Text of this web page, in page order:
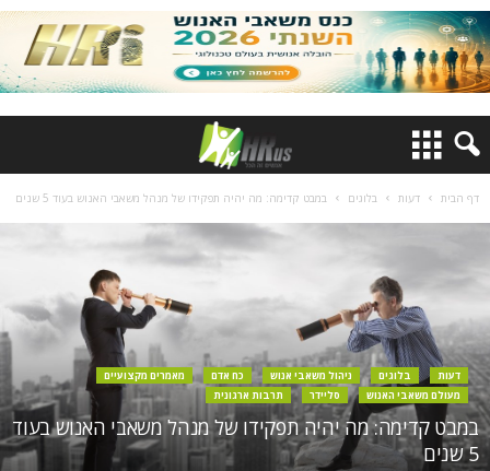
דף הבית דעות בלוגים במבט קדימה: מה יהיה תפקידו של מנהל משאבי האנוש בעוד 5 שנים
דעות בלוגים ניהול משאבי אנוש כח אדם
מאמרים מקצועיים
מעולם משאבי האנוש
סליידר תרבות ארגונית
במבט קדימה: מה יהיה תפקידו של מנהל משאבי האנוש בעוד
5 שנים